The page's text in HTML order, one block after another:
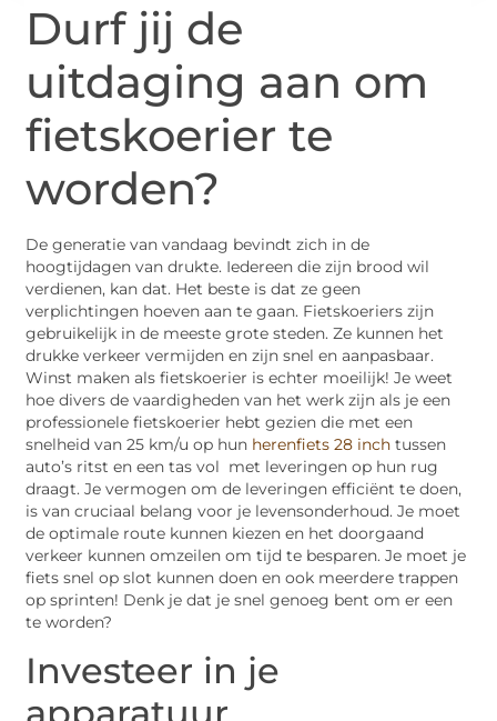
Durf jij de
uitdaging aan om
fietskoerier te
worden?
De generatie van vandaag bevindt zich in de
hoogtijdagen van drukte. Iedereen die zijn brood wil
verdienen, kan dat. Het beste is dat ze geen
verplichtingen hoeven aan te gaan. Fietskoeriers zijn
gebruikelijk in de meeste grote steden. Ze kunnen het
drukke verkeer vermijden en zijn snel en aanpasbaar.
Winst maken als fietskoerier is echter moeilijk! Je weet
hoe divers de vaardigheden van het werk zijn als je een
professionele fietskoerier hebt gezien die met een
snelheid van 25 km/u op hun herenfiets 28 inch tussen
auto’s ritst en een tas vol met leveringen op hun rug
draagt. Je vermogen om de leveringen efficiënt te doen,
is van cruciaal belang voor je levensonderhoud. Je moet
de optimale route kunnen kiezen en het doorgaand
verkeer kunnen omzeilen om tijd te besparen. Je moet je
fiets snel op slot kunnen doen en ook meerdere trappen
op sprinten! Denk je dat je snel genoeg bent om er een
te worden?
Investeer in je
apparatuur